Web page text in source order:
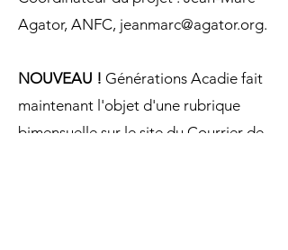
Agator, ANFC, jeanmarc@agator.org.
NOUVEAU ! Générations Acadie fait
maintenant l'objet d'une rubrique
bimensuelle sur le site du Courrier de